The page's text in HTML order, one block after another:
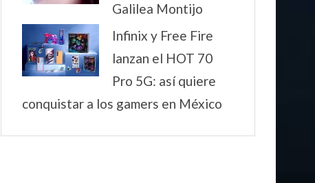
Galilea Montijo
Infinix y Free Fire
lanzan el HOT 70
Pro 5G: así quiere
conquistar a los gamers en México